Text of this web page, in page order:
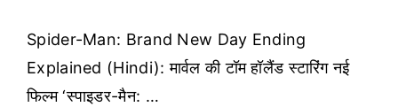
Spider-Man: Brand New Day Ending
Explained (Hindi): मार्वल की टॉम हॉलैंड स्टारिंग नई
फिल्म ‘स्पाइडर-मैन: …